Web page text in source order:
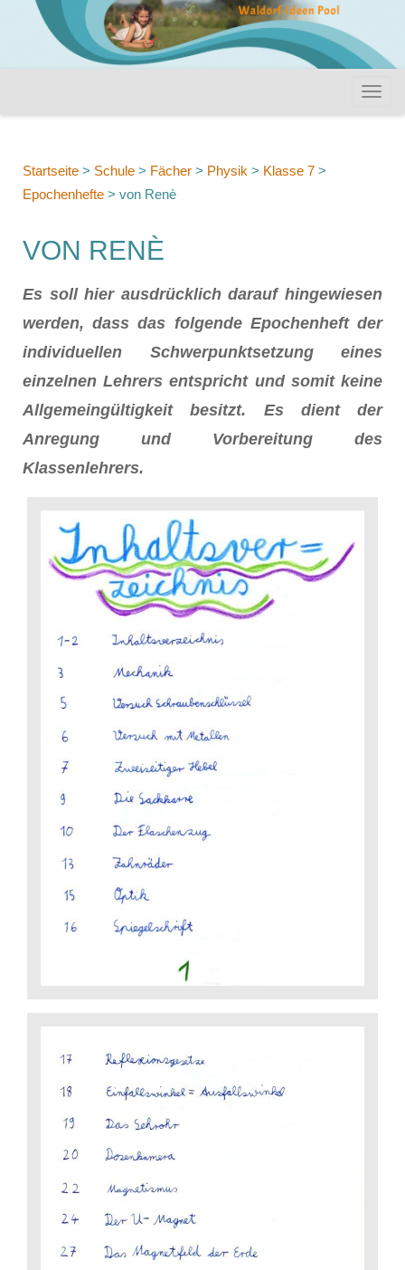
Startseite > Schule > Fächer > Physik > Klasse 7 >
Epochenhefte > von Renè
VON RENÈ
Es soll hier ausdrücklich darauf hingewiesen
werden, dass das folgende Epochenheft der
individuellen Schwerpunktsetzung eines
einzelnen Lehrers entspricht und somit keine
Allgemeingültigkeit besitzt. Es dient der
Anregung und Vorbereitung des
Klassenlehrers.